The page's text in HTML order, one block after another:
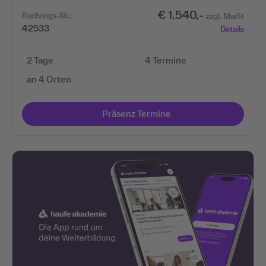
Buchungs-Nr.:
42533
€ 1.540,- zzgl. MwSt
Details
2 Tage
an 4 Orten
4 Termine
Präsenz Termine